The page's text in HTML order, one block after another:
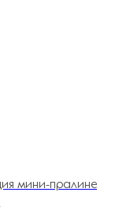
мини-пралине